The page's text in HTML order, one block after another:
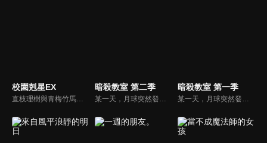
校園剋星EX
直枝理樹與青梅竹馬的朋友棗恭介、棗鈴、井之原真人、宮澤謙吾一起過著全寄宿制的高中生活。他們曾於小時候結成一個與惡勢力作鬥爭，號稱正義的使者的隊伍，名為「Little Busters」。半夜，回到教室去拿東西的理樹，遇見了一名拿著槍的神秘少女。
暗殺教室 第二季
某一天，月球突然發生爆炸，約有七成都蒸發掉了。自稱是犯人，還揚言明年三月連地球也要炸掉的超生物，不知為何來到椚丘國中三年E班擔任老師。各國元首都無法殺了它，只好委託椚丘國中三年E班的學生，酬勞是一百億日圓！他們能否再畢業前解決「殺老師」…？
暗殺教室 第一季
某一天，月球突然發生爆炸，約有七成都蒸發掉了。自稱是犯人，還揚言明年三月連地球也要炸掉的超生物，不知為何來到椚丘國中三年E班擔任老師。各國元首都無法殺了它，只好委託椚丘國中三年E班的學生，酬勞是一百億日圓！他們能否再畢業前解決「殺老師」…？